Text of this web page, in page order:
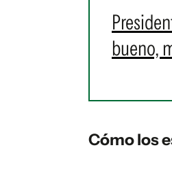
bueno,
Cómo los